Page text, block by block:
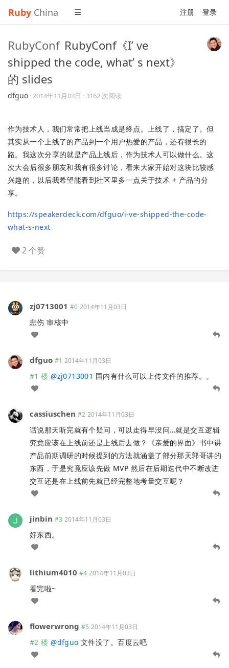
Ruby China 注册 登录
RubyConf RubyConf《I’ ve
shipped the code, what’ s next》
的 slides
dfguo ·2014年11月03日 · 3162 次阅读
作为技术人，我们常常把上线当成是终点。上线了，搞定了。但
其实从一个上线了的产品到一个用户热爱的产品，还有很长的
路。我这次分享的就是产品上线后，作为技术人可以做什么。这
次大会后很多朋友和我有很多讨论，看来大家开始对这块比较感
兴趣的，以后我希望能看到社区里多一点关于技术 + 产品的分
享。
https://speakerdeck.com/dfguo/i-ve-shipped-the-code-
what-s-next
2 个赞
zj0713001 #0 2014年11月03日
悲伤 审核中
dfguo #1 2014年11月03日
#1 楼 @zj0713001 国内有什么可以上传文件的推荐。。
cassiuschen #2 2014年11月03日
话说那天听完就有个疑问，可以走得早没问…就是交互逻辑
究竟应该在上线前还是上线后去做？《亲爱的界面》书中讲
产品前期调研的时候提到的方法就涵盖了部分那天郭哥讲的
东西，于是究竟应该先做 MVP 然后在后期迭代中不断改进
交互还是在上线前先就已经完整地考量交互呢？
jinbin #3 2014年11月03日
好东西。
lithium4010 #4 2014年11月03日
看完啦~
flowerwrong #5 2014年11月03日
#2 楼 @dfguo 文件没了。百度云吧